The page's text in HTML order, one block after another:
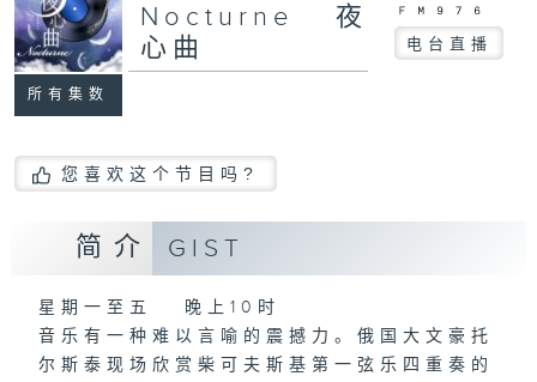
所有集数
Nocturne 夜
心曲
电台直播
您喜欢这个节目吗?
简介 GIST
星期一至五 晚上10时
音乐有一种难以言喻的震撼力。俄国大文豪托
尔斯泰现场欣赏柴可夫斯基第一弦乐四重奏的